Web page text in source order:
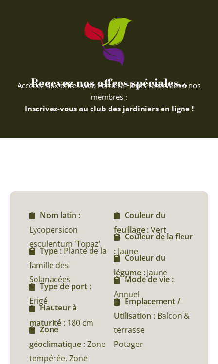
Recevez nos offres spéciales...
Accédez aux offres web Ferriere Fleurs réservées à nos
membres :
Inscrivez-vous au club des jardiniers en ligne !
Nom latin :
Lycopersicon
esculentum 'Topaz'
Type : Plante de la
famille des
Solanacées
Type de port :
Erigé
Hauteur à
maturité : 180 cm
Zone
géoclimatique :Zone
tempérée, Zone
Couleur du
feuillage :Vert
Couleur de la fleur
: Jaune
Couleur du
légume : Jaune
Mode de vie :
Annuel
Emplacement /
Utilisation : Balcon &
terrasse
Potager